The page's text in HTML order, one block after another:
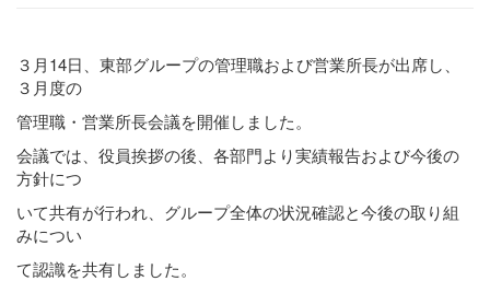
３月14日、東部グループの管理職および営業所長が出席し、
３月度の
管理職・営業所長会議を開催しました。
会議では、役員挨拶の後、各部門より実績報告および今後の
方針につ
いて共有が行われ、グループ全体の状況確認と今後の取り組
みについ
て認識を共有しました。